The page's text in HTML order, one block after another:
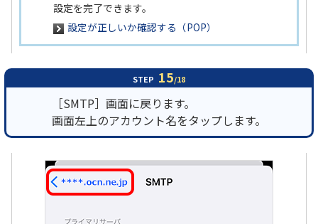
設定を完了できます。
設定が正しいか確認する（POP）
STEP 15/18
［SMTP］画面に戻ります。
画面左上のアカウント名をタップします。